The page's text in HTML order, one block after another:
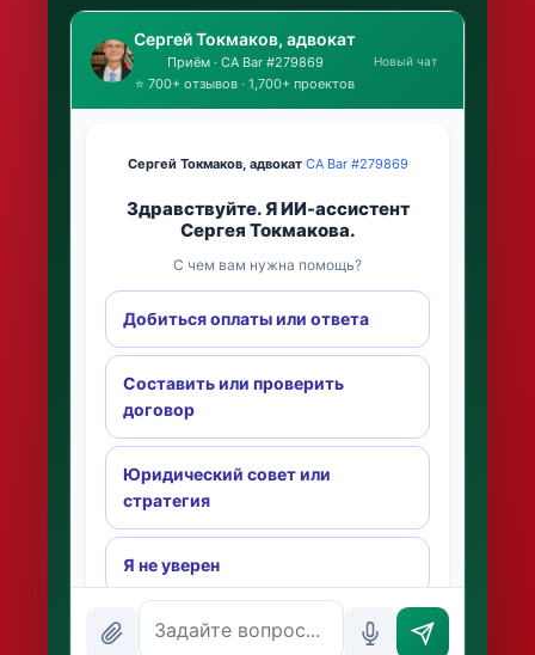
Сергей Токмаков, адвокат
Приём · CA Bar #279869
⭐ 700+ отзывов · 1,700+ проектов
Новый чат
Сергей Токмаков, адвокат·CA Bar #279869
Здравствуйте. Я ИИ-ассистент
Сергея Токмакова.
С чем вам нужна помощь?
Добиться оплаты или ответа
Составить или проверить
договор
Юридический совет или
стратегия
Я не уверен
INSTANT ANSWERS